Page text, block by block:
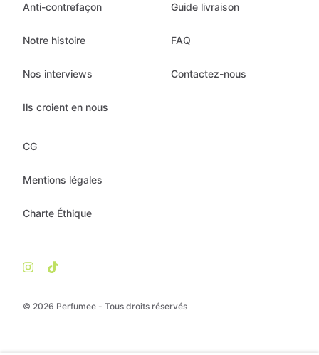
© 2026 Perfumee - Tous droits réservés
Anti-contrefaçon
Notre histoire
Nos interviews
Ils croient en nous
Guide livraison
FAQ
Contactez-nous
CG
Mentions légales
Charte Éthique